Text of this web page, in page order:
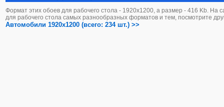
Формат этих обоев для рабочего стола - 1920х1200, а размер - 416 Kb. На
для рабочего стола самых разнообразных форматов и тем, посмотрите
Автомобили 1920x1200 (всего: 234 шт.) >>